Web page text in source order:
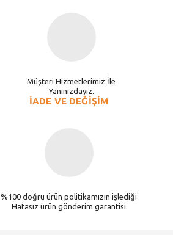
Müşteri Hizmetlerimiz İle
Yanınızdayız.
İADE VE DEĞİŞİM
%100 doğru ürün politikamızın işlediği
Hatasız ürün gönderim garantisi